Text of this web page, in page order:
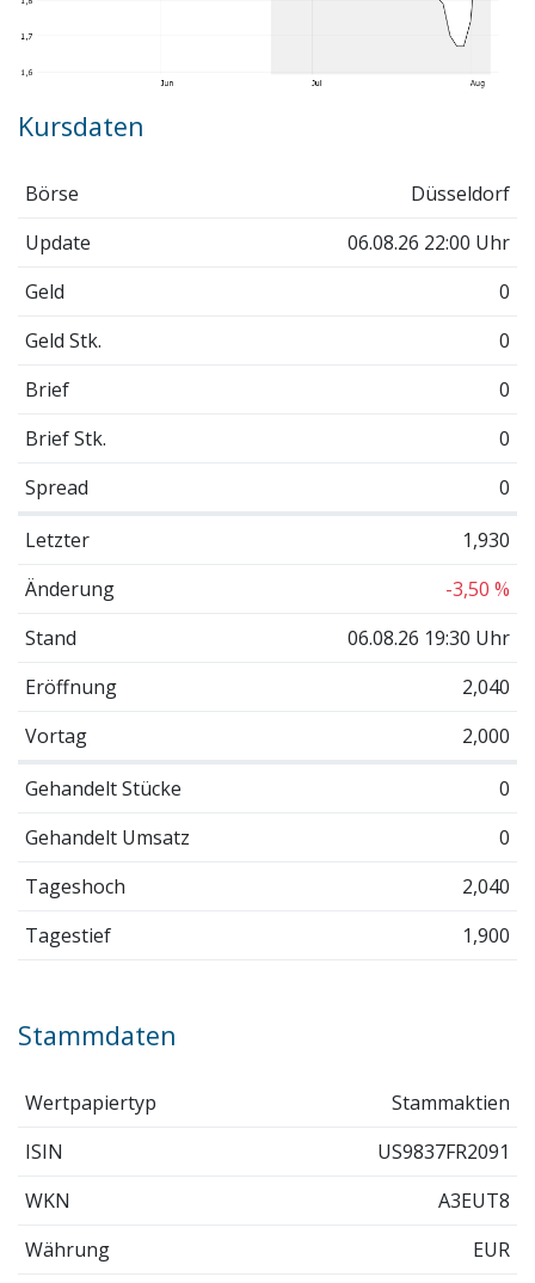
Kursdaten
Börse
Düsseldorf
Update
06.08.26 22:00 Uhr
Geld
0
Geld Stk.
0
Brief
0
Brief Stk.
0
Spread
0
Letzter
1,930
Änderung
-3,50 %
Stand
06.08.26 19:30 Uhr
Eröffnung
2,040
Vortag
2,000
Gehandelt Stücke
0
Gehandelt Umsatz
0
Tageshoch
2,040
Tagestief
1,900
Stammdaten
Wertpapiertyp
Stammaktien
ISIN
US9837FR2091
WKN
A3EUT8
Währung
EUR